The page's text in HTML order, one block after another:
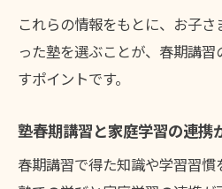
これらの情報をもとに、お子
った塾を選ぶことが、春期講
すポイントです。
塾春期講習と家庭学習の連携
春期講習で得た知識や学習習慣